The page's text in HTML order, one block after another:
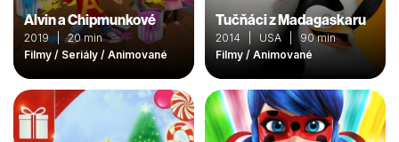
Alvin a Chipmunkové
2019 | 20 min
Filmy / Seriály / Animované
Tučňáci z Madagaskaru
2014 | USA | 90 min
Filmy / Animované